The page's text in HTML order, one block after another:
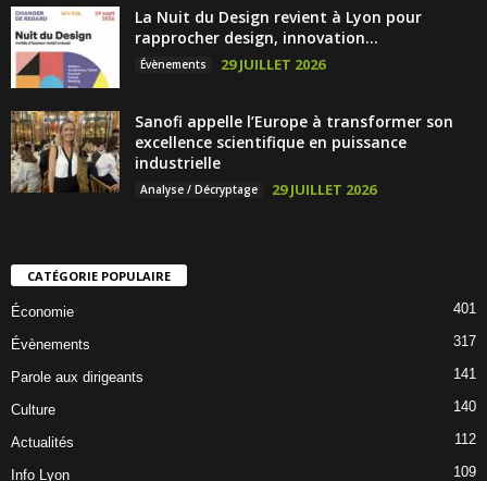
La Nuit du Design revient à Lyon pour
rapprocher design, innovation...
Évènements 29 JUILLET 2026
Sanofi appelle l’Europe à transformer son
excellence scientifique en puissance
industrielle
Analyse / Décryptage 29 JUILLET 2026
CATÉGORIE POPULAIRE
Économie 401
Évènements 317
Parole aux dirigeants 141
Culture 140
Actualités 112
Info Lyon 109